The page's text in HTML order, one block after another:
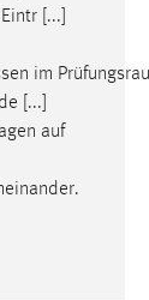
[...]
im
[...]
auf
.